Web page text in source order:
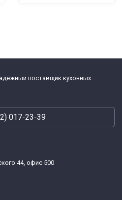
поставщик кухонных
017-23-39
44, офис 500